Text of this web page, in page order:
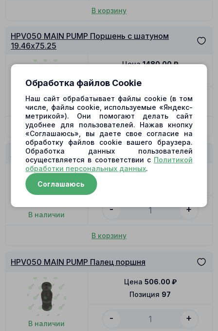
В корзину
HPV050 MAIN PUMP Поршень с шатуном
19.46x75.25
В наличии
Цена 1480.00₽
- +
В корзину
HPV050 MAIN PUMP Серво поршень
В наличии
Цена 1659.00
- +
В корзину
HPV050 MAIN PUMP Палец поршня
В наличии
Позиция 97
Цена 506.00 ₽
- +
Обработка файлов Cookie
Наш сайт обрабатывает файлы cookie (в том
числе, файлы cookie, используемые «Яндекс-
метрикой»). Они помогают делать сайт
удобнее для пользователей. Нажав кнопку
«Соглашаюсь», вы даете свое согласие на
обработку файлов cookie вашего браузера.
Обработка данных пользователей
осуществляется в соответствии с Политикой
обработки персональных данных.
Соглашаюсь